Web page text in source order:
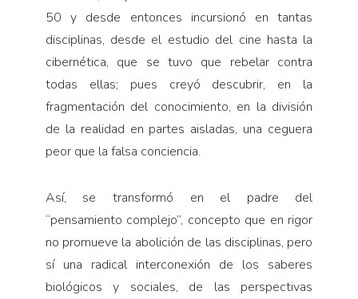
50 y desde entonces incursionó en tantas
disciplinas, desde el estudio del cine hasta la
cibernética, que se tuvo que rebelar contra
todas ellas; pues creyó descubrir, en la
fragmentación del conocimiento, en la división
de la realidad en partes aisladas, una ceguera
peor que la falsa conciencia.
Así, se transformó en el padre del
“pensamiento complejo”, concepto que en rigor
no promueve la abolición de las disciplinas, pero
sí una radical interconexión de los saberes
biológicos y sociales, de las perspectivas